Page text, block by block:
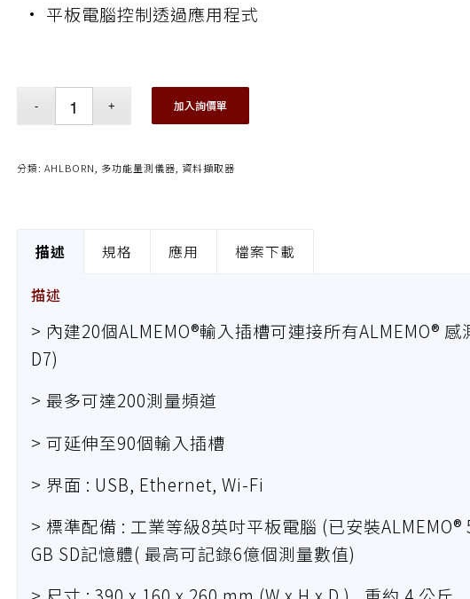
• 平板電腦控制透過應用程式
加入詢價單
分類: AHLBORN 多功能量測儀器 資料擷取器
描述 規格 應用 檔案下載
描述
> 內建20個ALMEMO®輸入插槽可連接所有ALMEMO®
D7)
> 最多可達200測量頻道
> 可延伸至90個輸入插槽
> 界面 : USB, Ethernet, Wi-Fi
> 標準配備 : 工業等級8英吋平板電腦 (已安裝
GB SD記憶體( 最高可記錄6億個測量數值)